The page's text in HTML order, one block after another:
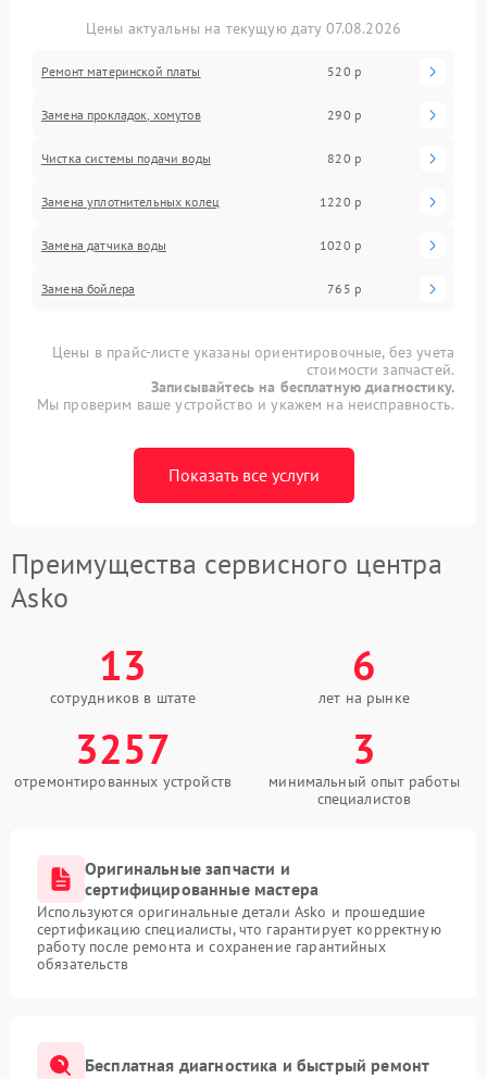
Цены актуальны на текущую дату 07.08.2026
Ремонт материнской платы 520 р
Замена прокладок, хомутов 290 р
Чистка системы подачи воды 820 р
Замена уплотнительных колец 1220 р
Замена датчика воды 1020 р
Замена бойлера 765 р
Цены в прайс-листе указаны ориентировочные, без учета
стоимости запчастей.
Записывайтесь на бесплатную диагностику.
Мы проверим ваше устройство и укажем на неисправность.
Показать все услуги
Преимущества сервисного центра
Asko
13
сотрудников в штате
6
лет на рынке
3257
отремонтированных устройств
3
минимальный опыт работы
специалистов
Оригинальные запчасти и
сертифицированные мастера
Используются оригинальные детали Asko и прошедшие
сертификацию специалисты, что гарантирует корректную
работу после ремонта и сохранение гарантийных
обязательств
Бесплатная диагностика и быстрый ремонт